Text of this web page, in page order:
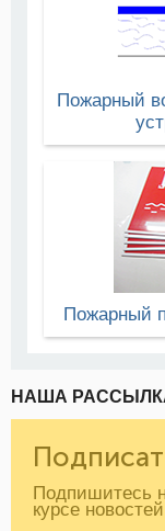
Пожарный
Пожарный
НАША
Подпишитесь
курсе новостей